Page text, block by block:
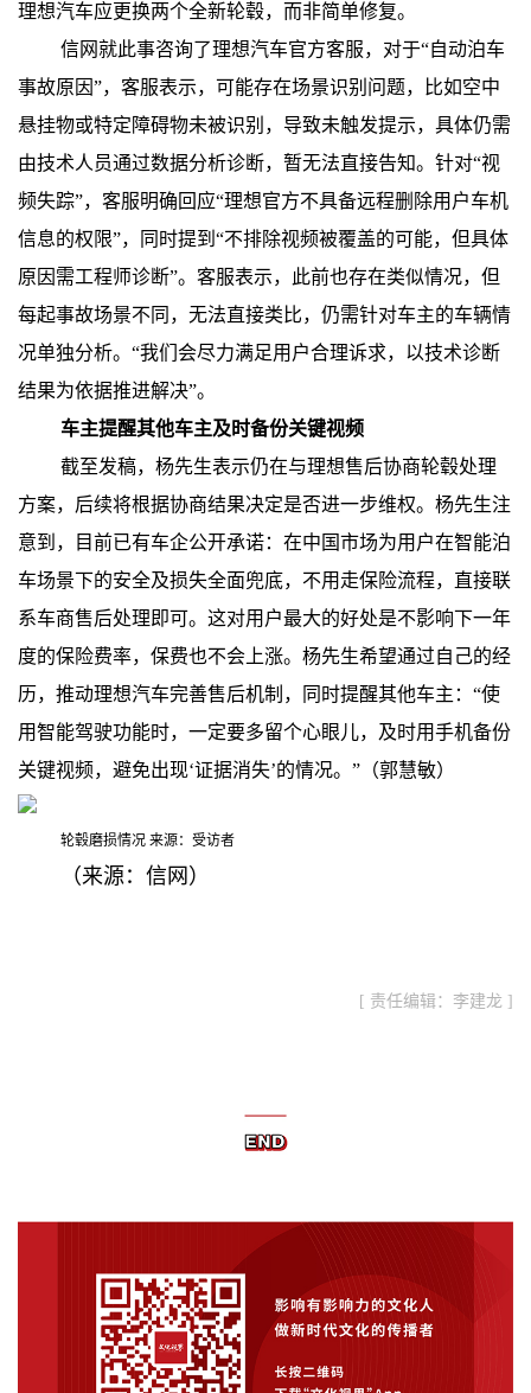
理想汽车应更换两个全新轮毂，而非简单修复。
信网就此事咨询了理想汽车官方客服，对于“自动泊车
事故原因”，客服表示，可能存在场景识别问题，比如空中
悬挂物或特定障碍物未被识别，导致未触发提示，具体仍需
由技术人员通过数据分析诊断，暂无法直接告知。针对“视
频失踪”，客服明确回应“理想官方不具备远程删除用户车机
信息的权限”，同时提到“不排除视频被覆盖的可能，但具体
原因需工程师诊断”。客服表示，此前也存在类似情况，但
每起事故场景不同，无法直接类比，仍需针对车主的车辆情
况单独分析。“我们会尽力满足用户合理诉求，以技术诊断
结果为依据推进解决”。
车主提醒其他车主及时备份关键视频
截至发稿，杨先生表示仍在与理想售后协商轮毂处理
方案，后续将根据协商结果决定是否进一步维权。杨先生注
意到，目前已有车企公开承诺：在中国市场为用户在智能泊
车场景下的安全及损失全面兜底，不用走保险流程，直接联
系车商售后处理即可。这对用户最大的好处是不影响下一年
度的保险费率，保费也不会上涨。杨先生希望通过自己的经
历，推动理想汽车完善售后机制，同时提醒其他车主：“使
用智能驾驶功能时，一定要多留个心眼儿，及时用手机备份
关键视频，避免出现‘证据消失’的情况。”（郭慧敏）
轮毂磨损情况 来源：受访者
（来源：信网）
[ 责任编辑：李建龙 ]